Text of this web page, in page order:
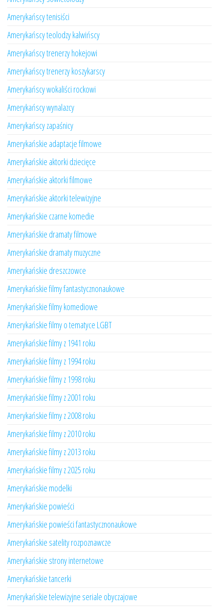
Amerykańscy tenisiści
Amerykańscy teolodzy kalwińscy
Amerykańscy trenerzy hokejowi
Amerykańscy trenerzy koszykarscy
Amerykańscy wokaliści rockowi
Amerykańscy wynalazcy
Amerykańscy zapaśnicy
Amerykańskie adaptacje filmowe
Amerykańskie aktorki dziecięce
Amerykańskie aktorki filmowe
Amerykańskie aktorki telewizyjne
Amerykańskie czarne komedie
Amerykańskie dramaty filmowe
Amerykańskie dramaty muzyczne
Amerykańskie dreszczowce
Amerykańskie filmy fantastycznonaukowe
Amerykańskie filmy komediowe
Amerykańskie filmy o tematyce LGBT
Amerykańskie filmy z 1941 roku
Amerykańskie filmy z 1994 roku
Amerykańskie filmy z 1998 roku
Amerykańskie filmy z 2001 roku
Amerykańskie filmy z 2008 roku
Amerykańskie filmy z 2010 roku
Amerykańskie filmy z 2013 roku
Amerykańskie filmy z 2025 roku
Amerykańskie modelki
Amerykańskie powieści
Amerykańskie powieści fantastycznonaukowe
Amerykańskie satelity rozpoznawcze
Amerykańskie strony internetowe
Amerykańskie tancerki
Amerykańskie telewizyjne seriale obyczajowe